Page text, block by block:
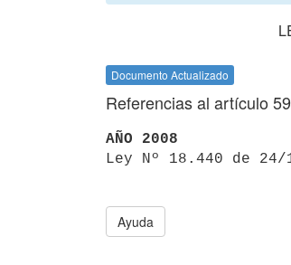
Documento Actualizado
Referencias al artículo 59
AÑO 2008
Ley Nº 18.440 de
Ayuda